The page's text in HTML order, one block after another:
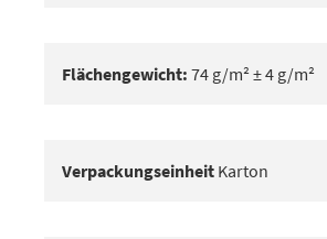
Flächengewicht: 74 g/m² ± 4 g/m²
Verpackungseinheit Karton